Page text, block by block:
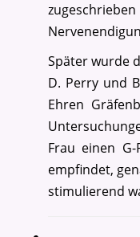
Später wurde
D. Perry und
Ehren
Frau einen
empfindet,
stimulierend